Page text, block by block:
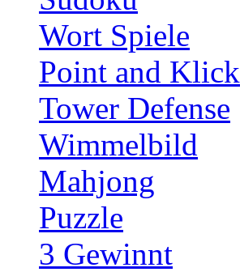
Wort Spiele
Point and Klick
Tower Defense
Wimmelbild
Mahjong
Puzzle
3 Gewinnt